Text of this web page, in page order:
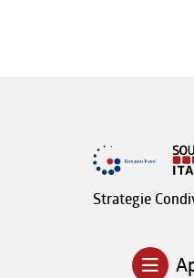
Strategie